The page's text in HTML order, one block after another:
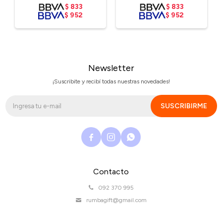
$ 833
$ 952
$ 833
$ 952
Contacto
092 370 995
rumbagift@gmail.com
Newsletter
¡Suscribite y recibí todas nuestras novedades!
SUSCRIBIRME
  